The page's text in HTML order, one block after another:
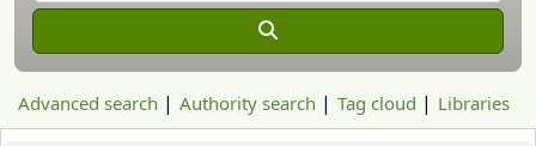
Advanced search Authority search Tag cloud Libraries